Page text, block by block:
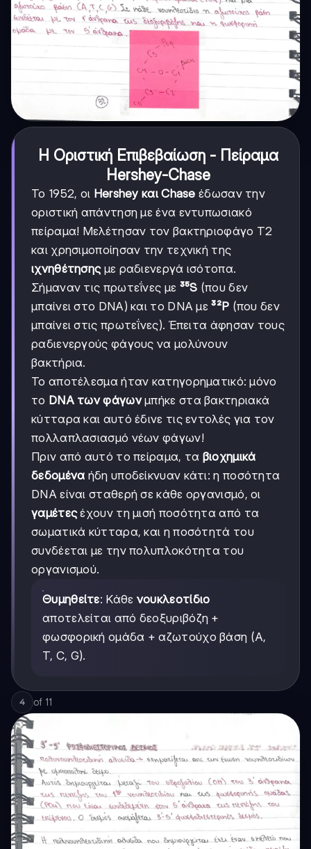
Η Οριστική Επιβεβαίωση - Πείραμα
Hershey-Chase
Το 1952, οι Hershey και Chase έδωσαν την
οριστική απάντηση με ένα εντυπωσιακό
πείραμα! Μελέτησαν τον βακτηριοφάγο T2
και χρησιμοποίησαν την τεχνική της
ιχνηθέτησηςμε ραδιενεργά ισότοπα.
Σήμαναν τις πρωτεΐνες με ³⁵S (που δεν
μπαίνει στο DNA) και το DNA με³²P (που δεν
μπαίνει στις πρωτεΐνες). Έπειτα άφησαν τους
ραδιενεργούς φάγους να μολύνουν
βακτήρια.
Το αποτέλεσμα ήταν κατηγορηματικό: μόνο
το DNA των φάγωνμπήκε στα βακτηριακά
κύτταρα και αυτό έδινε τις εντολές για τον
πολλαπλασιασμό νέων φάγων!
Πριν από αυτό το πείραμα, τα βιοχημικά
δεδομένα ήδη υποδείκνυαν κάτι: η ποσότητα
DNA είναι σταθερή σε κάθε οργανισμό, οι
γαμέτεςέχουν τη μισή ποσότητα από τα
σωματικά κύτταρα, και η ποσότητά του
συνδέεται με την πολυπλοκότητα του
οργανισμού.
Θυμηθείτε: Κάθε νουκλεοτίδιο
αποτελείται από δεοξυριβόζη +
φωσφορική ομάδα + αζωτούχο βάση (A,
T, C, G).
4 of 11